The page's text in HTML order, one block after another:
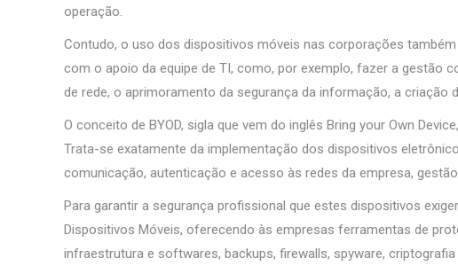
operação.
Contudo, o uso dos dispositivos móveis nas corporações
com o apoio da equipe de TI, como, por exemplo, fazer a gestão
de rede, o aprimoramento da segurança da informação, a criação
O conceito de BYOD, sigla que vem do inglês Bring your Own
Trata-se exatamente da implementação dos dispositivos
comunicação, autenticação e acesso às redes da empresa,
Para garantir a segurança profissional que estes dispositivos
Dispositivos Móveis, oferecendo às empresas ferramentas de
infraestrutura e softwares, backups, firewalls, spyware, criptografia